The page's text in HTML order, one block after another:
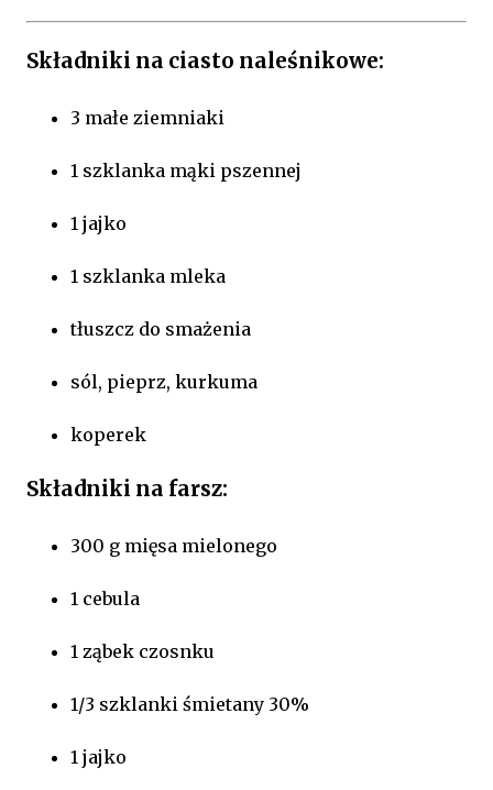
Składniki na ciasto naleśnikowe:
3 małe ziemniaki
1 szklanka mąki pszennej
1 jajko
1 szklanka mleka
tłuszcz do smażenia
sól, pieprz, kurkuma
koperek
Składniki na farsz:
300 g mięsa mielonego
1 cebula
1 ząbek czosnku
1/3 szklanki śmietany 30%
1 jajko